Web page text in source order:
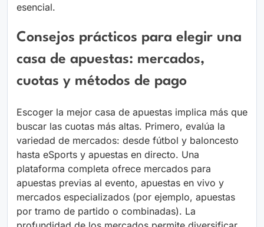
esencial.
Consejos prácticos para elegir una
casa de apuestas: mercados,
cuotas y métodos de pago
Escoger la mejor casa de apuestas implica más que
buscar las cuotas más altas. Primero, evalúa la
variedad de mercados: desde fútbol y baloncesto
hasta eSports y apuestas en directo. Una
plataforma completa ofrece mercados para
apuestas previas al evento, apuestas en vivo y
mercados especializados (por ejemplo, apuestas
por tramo de partido o combinadas). La